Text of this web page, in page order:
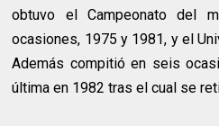
obtuvo el Campeonato del
ocasiones, 1975 y 1981, y el
Además compitió en seis
última en 1982 tras el cual se